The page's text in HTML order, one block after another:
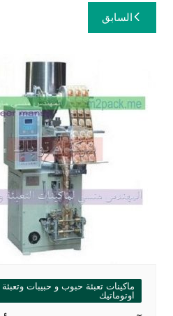
تصفّح
المقالات
السابق
ماكينات تعبئة حبوب و حبيبات
اوتوماتيك